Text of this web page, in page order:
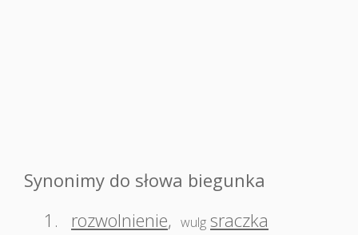
Synonimy do słowa biegunka
1.
rozwolnienie, wulg sraczka